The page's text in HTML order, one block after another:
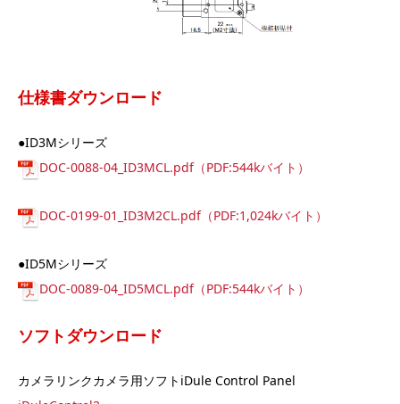
仕様書ダウンロード
●ID3Mシリーズ
DOC-0088-04_ID3MCL.pdf（PDF:544kバイト）
DOC-0199-01_ID3M2CL.pdf（PDF:1,024kバイト）
●ID5Mシリーズ
DOC-0089-04_ID5MCL.pdf（PDF:544kバイト）
ソフトダウンロード
カメラリンクカメラ用ソフトiDule Control Panel